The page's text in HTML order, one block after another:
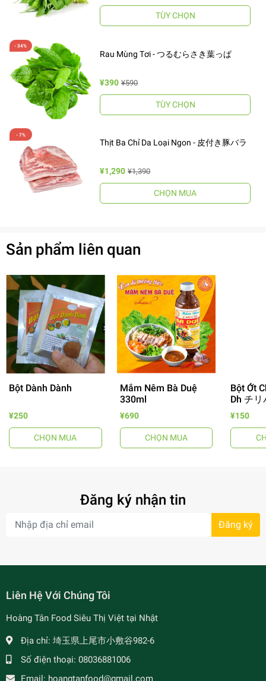
TÙY CHỌN
Rau Mùng Tơi - つるむらさき葉っぱ
¥390 ¥590
TÙY CHỌN
Thịt Ba Chỉ Da Loại Ngon - 皮付き豚バラ
¥1,290 ¥1,390
CHỌN MUA
Sản phẩm liên quan
Bột Dành Dành
¥250
CHỌN MUA
Mắm Nêm Bà Duệ
330ml
¥690
CHỌN MUA
Bột Ớt
Dh チ
¥150
Đăng ký nhận tin
Đăng ký
Liên Hệ Với Chúng Tôi
Hoàng Tân Food Siêu Thị Việt tại Nhật
Địa chỉ: 埼玉県上尾市小敷谷982-6
Số điện thoại: 08036881006
Email: hoangtanfood@gmail.com